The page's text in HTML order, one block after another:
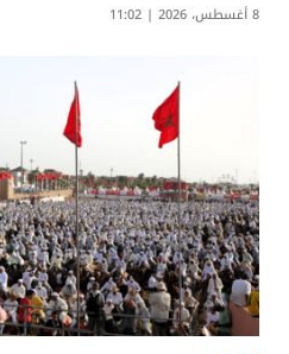
8 أغسطس، 2026 | 11:02